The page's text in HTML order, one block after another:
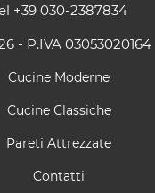
+39 030-2387834
- P.IVA 03053020164
Cucine Moderne
Cucine Classiche
Pareti Attrezzate
Contatti